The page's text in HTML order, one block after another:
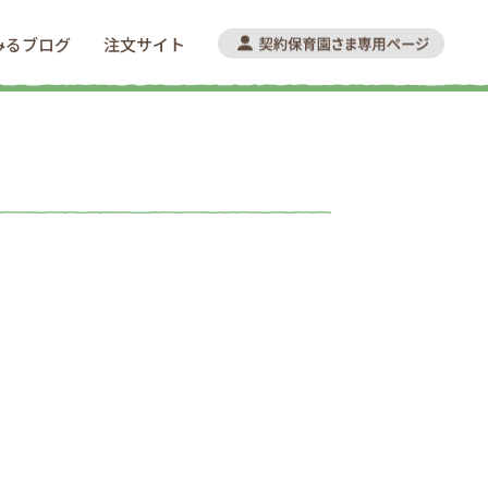
るブログ 注文サイト